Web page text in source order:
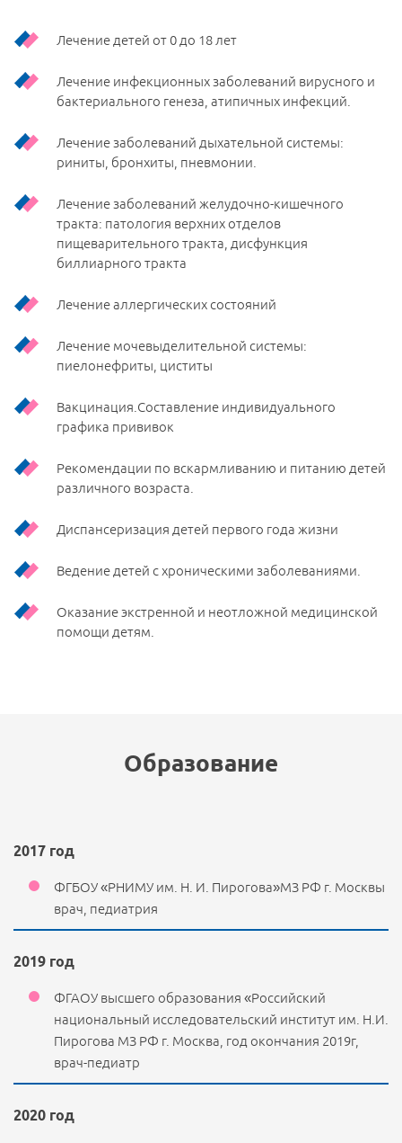
Лечение детей от 0 до 18 лет
Лечение инфекционных заболеваний вирусного и
бактериального генеза, атипичных инфекций.
Лечение заболеваний дыхательной системы:
риниты, бронхиты, пневмонии.
Лечение заболеваний желудочно-кишечного
тракта: патология верхних отделов
пищеварительного тракта, дисфункция
биллиарного тракта
Лечение аллергических состояний
Лечение мочевыделительной системы:
пиелонефриты, циститы
Вакцинация.Составление индивидуального
графика прививок
Рекомендации по вскармливанию и питанию детей
различного возраста.
Диспансеризация детей первого года жизни
Ведение детей с хроническими заболеваниями.
Оказание экстренной и неотложной медицинской
помощи детям.
Образование
2017 год
ФГБОУ «РНИМУ им. Н. И. Пирогова»МЗ РФ г. Москвы
врач, педиатрия
2019 год
ФГАОУ высшего образования «Российский
национальный исследовательский институт им. Н.И.
Пирогова МЗ РФ г. Москва, год окончания 2019г,
врач-педиатр
2020 год